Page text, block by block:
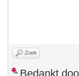
Zoek
Bedankt